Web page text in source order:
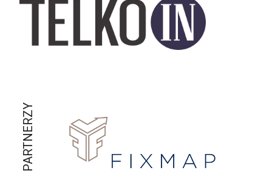
PARTNERZY